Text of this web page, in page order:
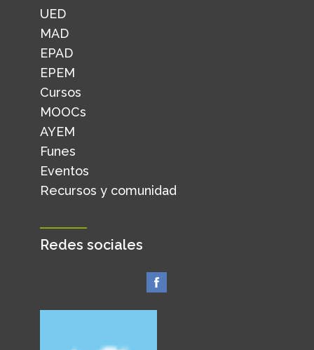
UED
MAD
EPAD
EPEM
Cursos
MOOCs
AYEM
Funes
Eventos
Recursos y comunidad
Redes sociales